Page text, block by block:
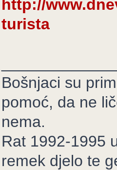
http://
turista
Bošnjaci su
pomoć, da ne
nema.
Rat 1992-1995
remek djelo te